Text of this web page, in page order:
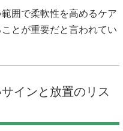
囲で柔軟性を高めるケア
とが重要だと言われてい
インと放置のリス